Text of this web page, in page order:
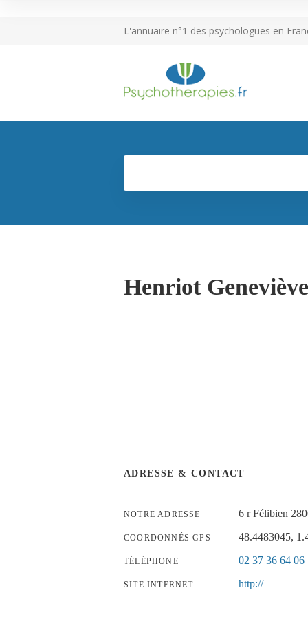
L'annuaire n°1 des psychologues en
Henriot Geneviève
ADRESSE & CONTACT
NOTRE ADRESSE 6 r Félibien
COORDONNÉS GPS 48.4483045,
TÉLÉPHONE 02 37 36 64 06
SITE INTERNET http://